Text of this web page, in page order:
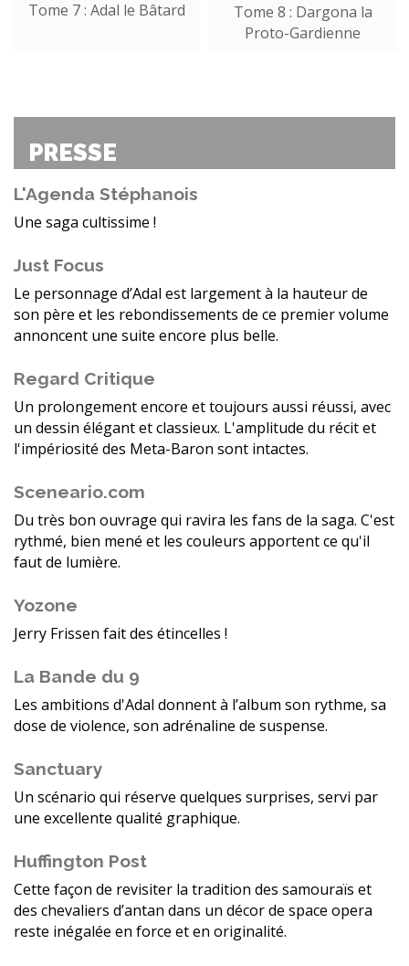
Tome 7 : Adal le Bâtard
Tome 8 : Dargona la
Proto-Gardienne
PRESSE
L'Agenda Stéphanois
Une saga cultissime !
Just Focus
Le personnage d’Adal est largement à la hauteur de
son père et les rebondissements de ce premier volume
annoncent une suite encore plus belle.
Regard Critique
Un prolongement encore et toujours aussi réussi, avec
un dessin élégant et classieux. L'amplitude du récit et
l'impériosité des Meta-Baron sont intactes.
Sceneario.com
Du très bon ouvrage qui ravira les fans de la saga. C'est
rythmé, bien mené et les couleurs apportent ce qu'il
faut de lumière.
Yozone
Jerry Frissen fait des étincelles !
La Bande du 9
Les ambitions d'Adal donnent à l’album son rythme, sa
dose de violence, son adrénaline de suspense.
Sanctuary
Un scénario qui réserve quelques surprises, servi par
une excellente qualité graphique.
Huffington Post
Cette façon de revisiter la tradition des samouraïs et
des chevaliers d’antan dans un décor de space opera
reste inégalée en force et en originalité.